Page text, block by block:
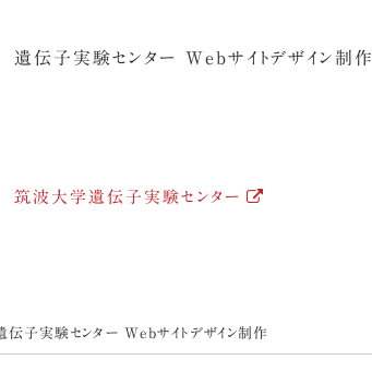
遺伝子実験センター Webサイトデザイン制作
筑波大学遺伝子実験センター
伝子実験センター Webサイトデザイン制作